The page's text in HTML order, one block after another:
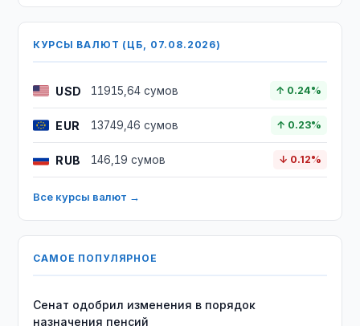
КУРСЫ ВАЛЮТ (ЦБ, 07.08.2026)
USD 11915,64 сумов ↑ 0.24%
EUR 13749,46 сумов ↑ 0.23%
RUB 146,19 сумов ↓ 0.12%
Все курсы валют →
САМОЕ ПОПУЛЯРНОЕ
Сенат одобрил изменения в порядок
назначения пенсий